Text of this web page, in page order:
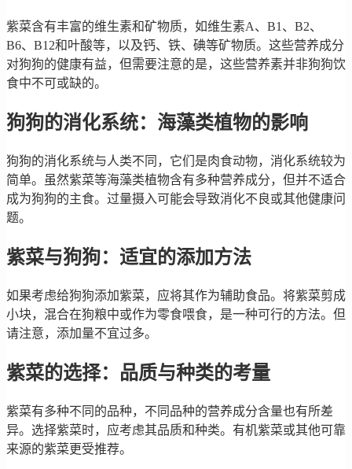
紫菜含有丰富的维生素和矿物质，如维生素A、B1、B2、
B6、B12和叶酸等，以及钙、铁、碘等矿物质。这些营养成分
对狗狗的健康有益，但需要注意的是，这些营养素并非狗狗饮
食中不可或缺的。
狗狗的消化系统：海藻类植物的影响
狗狗的消化系统与人类不同，它们是肉食动物，消化系统较为
简单。虽然紫菜等海藻类植物含有多种营养成分，但并不适合
成为狗狗的主食。过量摄入可能会导致消化不良或其他健康问
题。
紫菜与狗狗：适宜的添加方法
如果考虑给狗狗添加紫菜，应将其作为辅助食品。将紫菜剪成
小块，混合在狗粮中或作为零食喂食，是一种可行的方法。但
请注意，添加量不宜过多。
紫菜的选择：品质与种类的考量
紫菜有多种不同的品种，不同品种的营养成分含量也有所差
异。选择紫菜时，应考虑其品质和种类。有机紫菜或其他可靠
来源的紫菜更受推荐。